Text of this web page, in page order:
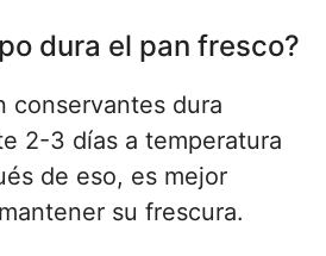
dura el pan fresco?
conservantes dura
2-3 días a temperatura
de eso, es mejor
su frescura.